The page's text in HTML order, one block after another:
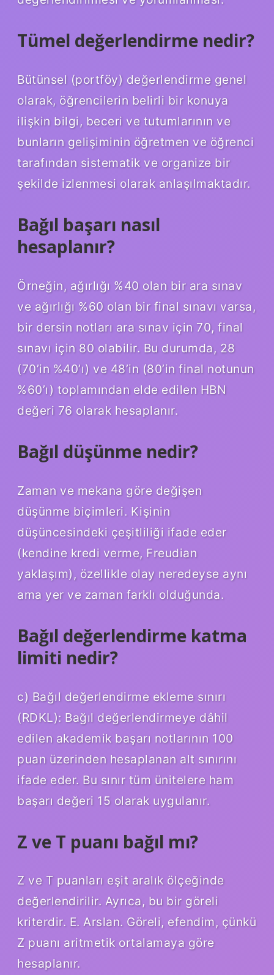
Tümel değerlendirme nedir?
Bütünsel (portföy) değerlendirme genel
olarak, öğrencilerin belirli bir konuya
ilişkin bilgi, beceri ve tutumlarının ve
bunların gelişiminin öğretmen ve öğrenci
tarafından sistematik ve organize bir
şekilde izlenmesi olarak anlaşılmaktadır.
Bağıl başarı nasıl
hesaplanır?
Örneğin, ağırlığı %40 olan bir ara sınav
ve ağırlığı %60 olan bir final sınavı varsa,
bir dersin notları ara sınav için 70, final
sınavı için 80 olabilir. Bu durumda, 28
(70’in %40’ı) ve 48’in (80’in final notunun
%60’ı) toplamından elde edilen HBN
değeri 76 olarak hesaplanır.
Bağıl düşünme nedir?
Zaman ve mekana göre değişen
düşünme biçimleri. Kişinin
düşüncesindeki çeşitliliği ifade eder
(kendine kredi verme, Freudian
yaklaşım), özellikle olay neredeyse aynı
ama yer ve zaman farklı olduğunda.
Bağıl değerlendirme katma
limiti nedir?
c) Bağıl değerlendirme ekleme sınırı
(RDKL): Bağıl değerlendirmeye dâhil
edilen akademik başarı notlarının 100
puan üzerinden hesaplanan alt sınırını
ifade eder. Bu sınır tüm ünitelere ham
başarı değeri 15 olarak uygulanır.
Z ve T puanı bağıl mı?
Z ve T puanları eşit aralık ölçeğinde
değerlendirilir. Ayrıca, bu bir göreli
kriterdir. E. Arslan. Göreli, efendim, çünkü
Z puanı aritmetik ortalamaya göre
hesaplanır.